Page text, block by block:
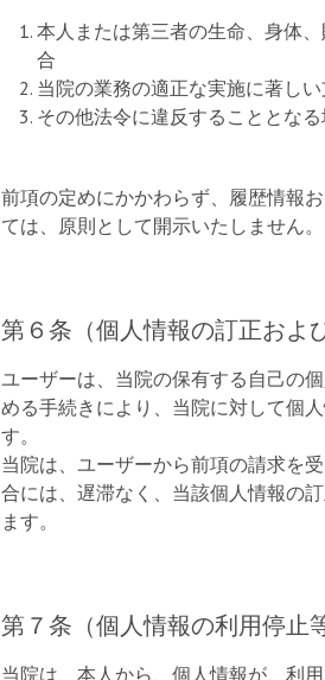
本人または第三者の生命、身体
合
当院の業務の適正な実施に著し
その他法令に違反することとな
前項の定めにかかわらず、履歴情報
ては、原則として開示いたしません。
第６条（個人情報の訂正およ
ユーザーは、当院の保有する自己の
める手続きにより、当院に対して個
す。
当院は、ユーザーから前項の請求を
合には、遅滞なく、当該個人情報の
ます。
第７条（個人情報の利用停止
当院は、本人から、個人情報が、利